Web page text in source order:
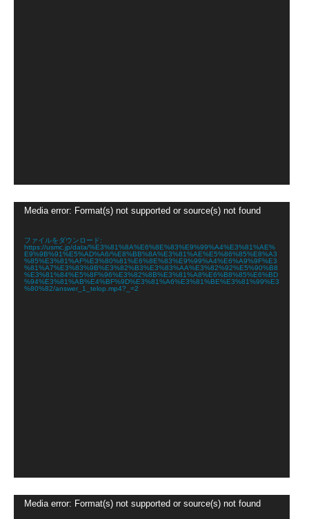
Media error: Format(s) not supported or source(s) not found
ファイルをダウンロード:
https://usmc.jp/data/%E3%81%8A%E6%8E%83%E9%99%A4%E3%81%AE%
E9%9B%91%E5%AD%A6/%E8%BB%8A%E3%81%AE%E5%86%85%E8%A3
%85%E3%81%AF%E3%80%81%E6%8E%83%E9%99%A4%E6%A9%9F%E3
%81%A7%E3%83%9B%E3%82%B3%E3%83%AA%E3%82%92%E5%90%B8
%E3%81%84%E5%8F%96%E3%82%8B%E3%81%A8%E6%B8%85%E6%BD
%94%E3%81%AB%E4%BF%9D%E3%81%A6%E3%81%BE%E3%81%99%E3
%80%82/answer_1_telop.mp4?_=2
Media error: Format(s) not supported or source(s) not found